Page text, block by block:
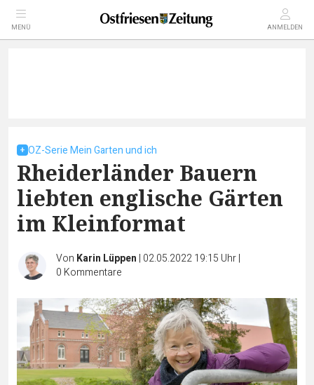
MENÜ ANMELDEN
OZ-Serie Mein Garten und ich
Rheiderländer Bauern
liebten englische Gärten
im Kleinformat
Von Karin Lüppen | 02.05.2022 19:15 Uhr|
0 Kommentare